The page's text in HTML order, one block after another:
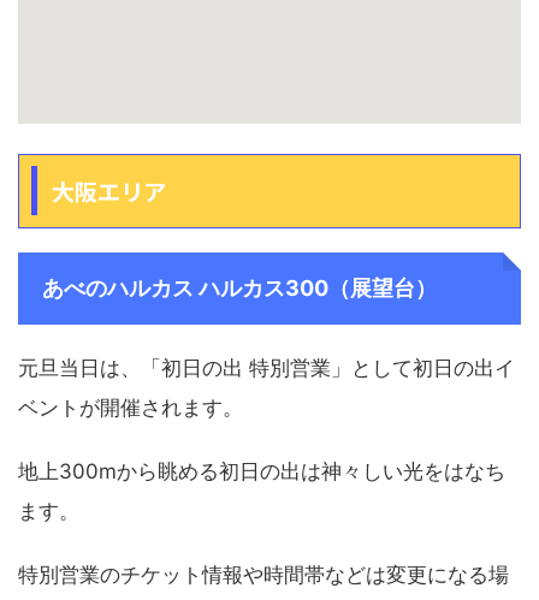
大阪エリア
あべのハルカス ハルカス300（展望台）
元旦当日は、「初日の出 特別営業」として初日の出イ
ベントが開催されます。
地上300mから眺める初日の出は神々しい光をはなち
ます。
特別営業のチケット情報や時間帯などは変更になる場